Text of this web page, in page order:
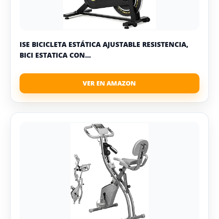
ISE BICICLETA ESTÁTICA AJUSTABLE RESISTENCIA,
BICI ESTATICA CON...